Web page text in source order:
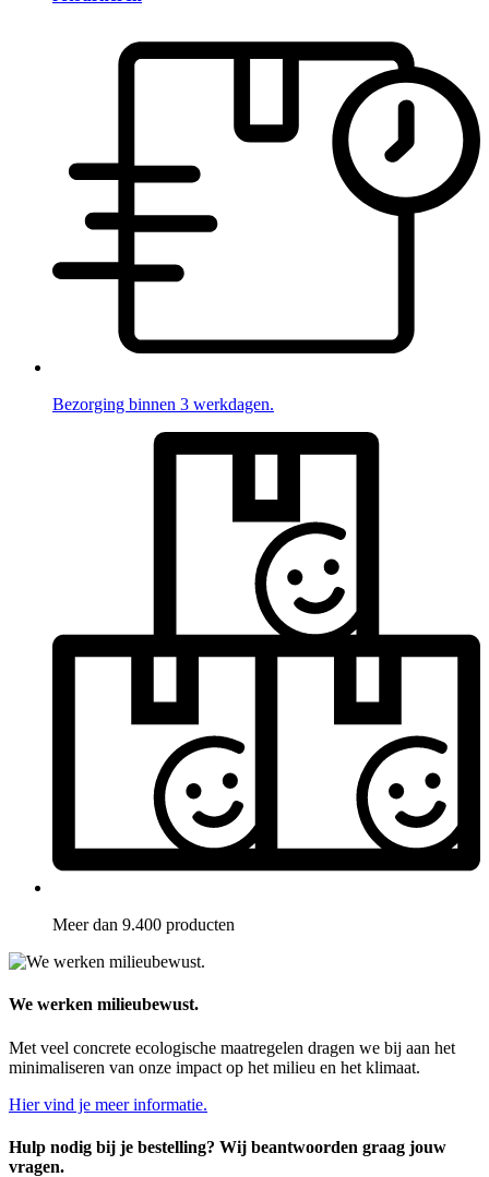
Bezorging binnen 3 werkdagen.
Meer dan 9.400 producten
We werken milieubewust.
Met veel concrete ecologische maatregelen dragen we bij aan het
minimaliseren van onze impact op het milieu en het klimaat.
Hier vind je meer informatie.
Hulp nodig bij je bestelling? Wij beantwoorden graag jouw
vragen.